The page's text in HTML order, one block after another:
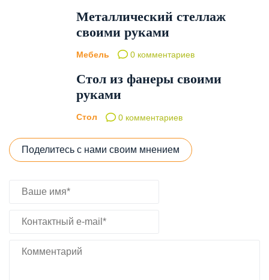
Металлический стеллаж
своими руками
Мебель 0 комментариев
Стол из фанеры своими
руками
Стол 0 комментариев
Поделитесь с нами своим мнением